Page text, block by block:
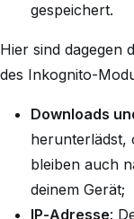
gespeichert.
Hier sind dagegen
des Inkognito-
Downloads
herunterlädst,
bleiben auch
deinem Gerät;
IP-Adresse: